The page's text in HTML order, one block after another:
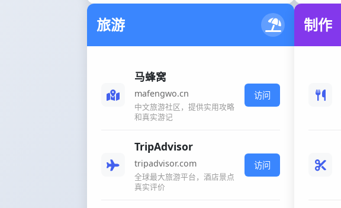
旅游
马蜂窝
mafengwo.cn
中文旅游社区，提供实用攻略
和真实游记
访问
TripAdvisor
tripadvisor.com
全球最大旅游平台，酒店景点
真实评价
访问
制作